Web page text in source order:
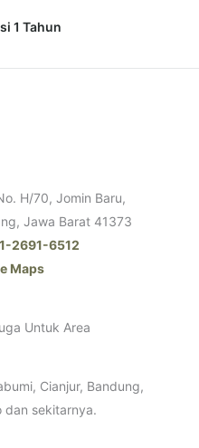
1 Tahun
H/70, Jomin Baru,
Jawa Barat 41373
2691-6512
Maps
Untuk Area
Cianjur, Bandung,
dan sekitarnya.